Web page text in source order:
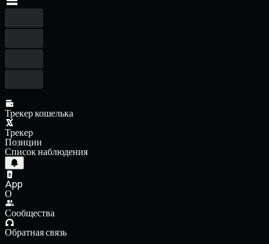
Трекер кошелька
Трекер
Позиции
Список наблюдения
App
О
Сообщества
Обратная связь